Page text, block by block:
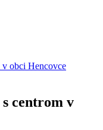
v obci Hencovce
centrom v